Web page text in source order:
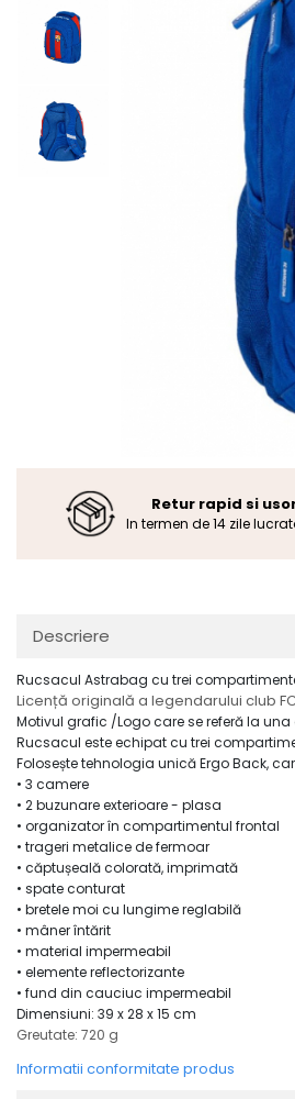
Retur rapid si
In termen de 14 zile
Descriere
Rucsacul Astrabag cu trei
Licență originală a legendarului club
Motivul grafic /Logo care se referă la
Rucsacul este echipat cu trei
Folosește tehnologia unică Ergo Back,
• 3 camere
• 2 buzunare exterioare - plasa
• organizator în compartimentul frontal
• trageri metalice de fermoar
• căptușeală colorată, imprimată
• spate conturat
• bretele moi cu lungime reglabilă
• mâner întărit
• material impermeabil
• elemente reflectorizante
• fund din cauciuc impermeabil
Dimensiuni: 39 x 28 x 15 cm
Greutate: 720 g
Informatii conformitate produs